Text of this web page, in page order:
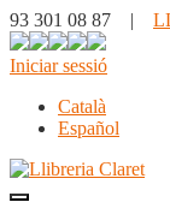
93 301 08 87 |
Iniciar sessió
Català
Español